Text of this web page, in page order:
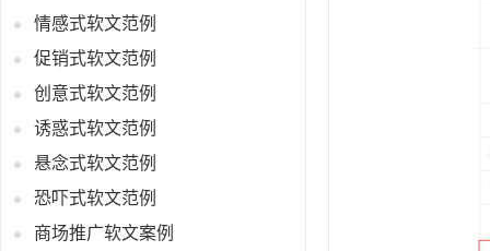
情感式软文范例
促销式软文范例
创意式软文范例
诱惑式软文范例
悬念式软文范例
恐吓式软文范例
商场推广软文案例